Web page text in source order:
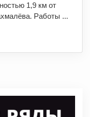
1,9 км от
Работы ...